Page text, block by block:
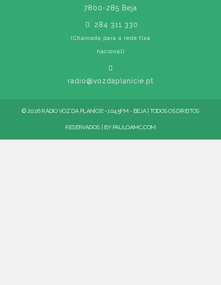
7800-285 Beja
284 311 330
(Chamada para a rede fixa
nacional)
radio@vozdaplanicie.pt
© 2026 RÁDIO VOZ DA PLANÍCIE - 104.5FM - BEJA | TODOS OS DIREITOS
RESERVADOS. | BY PAULOAMC.COM